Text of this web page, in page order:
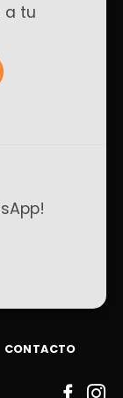
a tu
CONTACTO